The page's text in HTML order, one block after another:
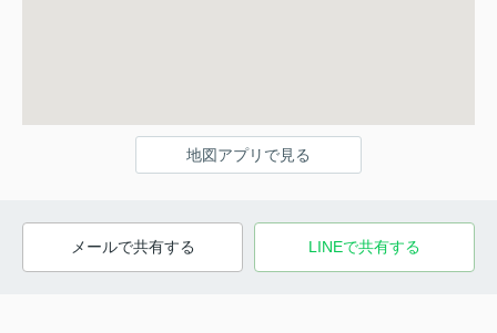
地図アプリで見る
メールで共有する LINEで共有する